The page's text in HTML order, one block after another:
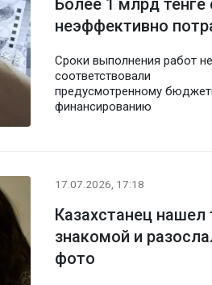
Более 1 млрд тенге
неэффективно
Сроки выполнения работ не
соответствовали
предусмотренному
финансированию
17.07.2026, 17:18
Казахстанец нашел
знакомой и
фото